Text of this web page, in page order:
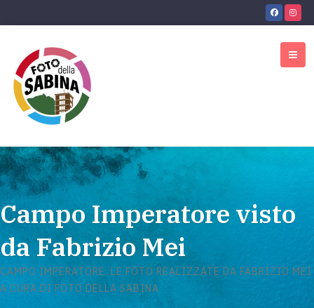
Campo Imperatore visto
da Fabrizio Mei
CAMPO IMPERATORE: LE FOTO REALIZZATE DA FABRIZIO MEI
A CURA DI FOTO DELLA SABINA